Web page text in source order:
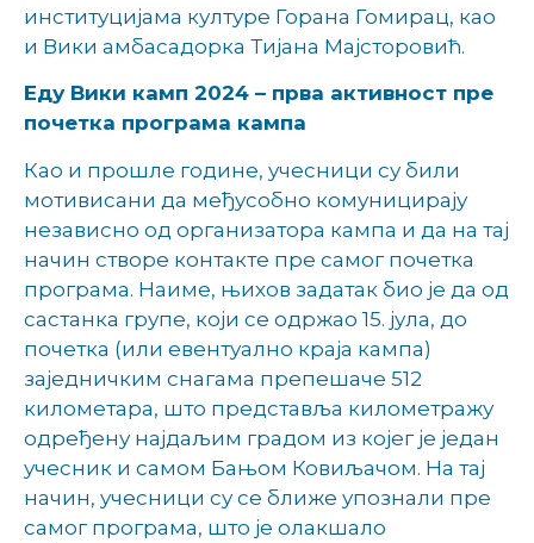
институцијама културе Горана Гомирац, као
и Вики амбасадорка Тијана Мајсторовић.
Еду Вики камп 2024 – прва активност пре
почетка програма кампа
Као и прошле године, учесници су били
мотивисани да међусобно комуницирају
независно од организатора кампа и да на тај
начин створе контакте пре самог почетка
програма. Наиме, њихов задатак био је да од
састанка групе, који се одржао 15. јула, до
почетка (или евентуално краја кампа)
заједничким снагама препешаче 512
километара, што представља километражу
одређену најдаљим градом из којег је један
учесник и самом Бањом Ковиљачом. На тај
начин, учесници су се ближе упознали пре
самог програма, што је олакшало